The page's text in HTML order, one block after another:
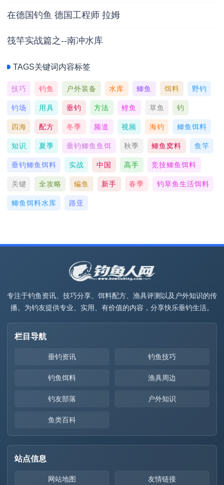
在德国钓鱼 德国工程师 拉姆
筏竿实战篇之--南冲水库
TAGS关键词内容标签
技巧 钓鱼 户外装备 水库 鲫鱼 饵料 野钓
钓场 用具 垂钓 方法 鲤鱼 草鱼 钓
四海 配方 冬季 频道 视频 海钓 鲫鱼饵料
知识 夏季 垂钓鲫鱼鱼饵 秋季 鲫鱼窝料 鱼竿
垂钓鲫鱼饵料 实战 中国 高手 竞技鲫鱼饵料
关键 全攻略 鳊鱼 新手 春季 钓草鱼生活饵料
鲫鱼饵料水库 路亚
专注于钓鱼资讯、技巧分享、饵料配方、渔具评测以及户外知识的传
播。为钓友提供专业、实用、有价值的内容，分享快乐垂钓生活。
栏目导航
垂钓资讯 钓鱼技巧
钓鱼饵料 渔具周边
钓友部落 户外知识
鱼类百科
站点信息
网站地图 友情链接